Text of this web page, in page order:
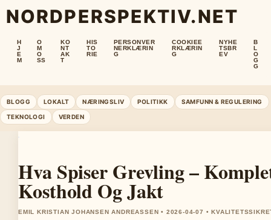
NORDPERSPEKTIV.NET
H
J
E
M
O
M
O
SS
KO
NT
AK
T
HIS
TO
RIE
PERSONVER
NERKLÆRIN
G
COOKIEE
RKLÆRIN
G
NYHE
TSBR
EV
B
L
O
G
G
BLOGG LOKALT NÆRINGSLIV POLITIKK SAMFUNN & REGULERING
TEKNOLOGI VERDEN
Hva Spiser Grevling –
Kosthold Og Jakt
EMIL KRISTIAN JOHANSEN ANDREASSEN • 2026-04-07 •